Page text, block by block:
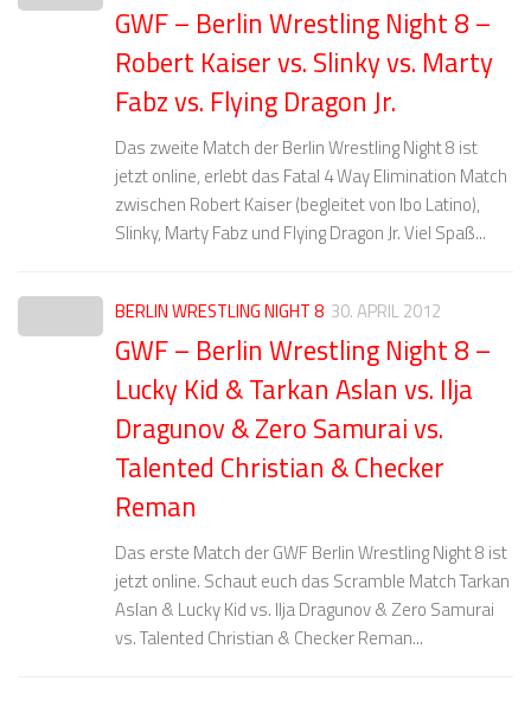
GWF – Berlin Wrestling Night 8 –
Robert Kaiser vs. Slinky vs. Marty
Fabz vs. Flying Dragon Jr.
Das zweite Match der Berlin Wrestling Night 8 ist
jetzt online, erlebt das Fatal 4 Way Elimination Match
zwischen Robert Kaiser (begleitet von Ibo Latino),
Slinky, Marty Fabz und Flying Dragon Jr. Viel Spaß...
BERLIN WRESTLING NIGHT 8 30. APRIL 2012
GWF – Berlin Wrestling Night 8 –
Lucky Kid & Tarkan Aslan vs. Ilja
Dragunov & Zero Samurai vs.
Talented Christian & Checker
Reman
Das erste Match der GWF Berlin Wrestling Night 8 ist
jetzt online. Schaut euch das Scramble Match Tarkan
Aslan & Lucky Kid vs. Ilja Dragunov & Zero Samurai
vs. Talented Christian & Checker Reman...